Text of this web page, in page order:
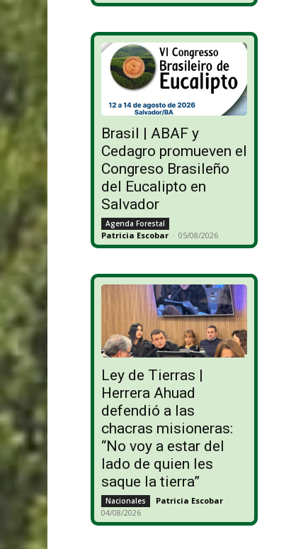
Brasil | ABAF y
Cedagro promueven el
Congreso Brasileño
del Eucalipto en
Salvador
Agenda Forestal
Patricia Escobar - 05/08/2026
Ley de Tierras |
Herrera Ahuad
defendió a las
chacras misioneras:
“No voy a estar del
lado de quien les
saque la tierra”
Nacionales Patricia Escobar -
04/08/2026